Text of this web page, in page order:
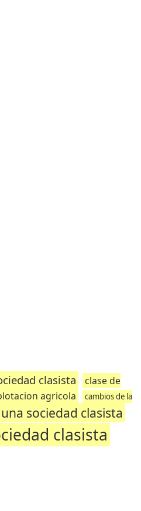
clasista
clase de
agricola
cambios de la
sociedad clasista
clasista